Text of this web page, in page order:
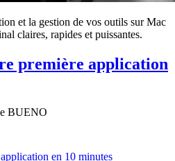
et la gestion de vos outils sur Mac
claires, rapides et puissantes.
première application
BUENO
en 10 minutes